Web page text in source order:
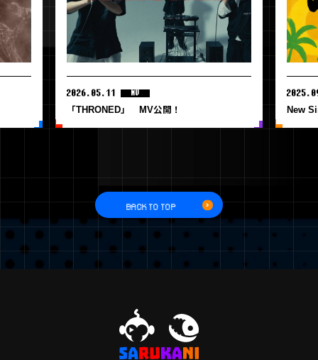
2026.05.11 MV
「THRONED」 MV公開！
New
BACK TO TOP